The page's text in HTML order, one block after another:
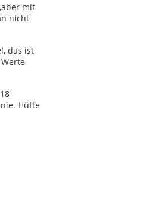
mit
nicht
das ist
Hüfte